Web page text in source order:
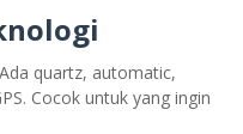
quartz, automatic,
Cocok untuk yang ingin